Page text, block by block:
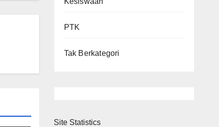
PTK
Tak Berkategori
Site Statistics